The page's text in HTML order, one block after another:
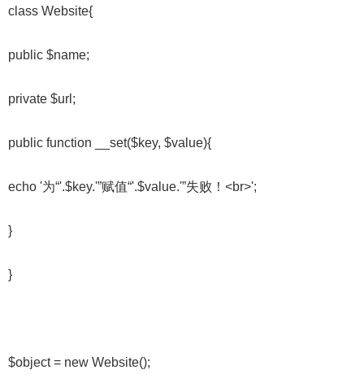
class Website{
public $name;
private $url;
public function __set($key, $value){
echo '为“'.$key.'”赋值“'.$value.'”失败！<br>';
}
}
$object = new Website();